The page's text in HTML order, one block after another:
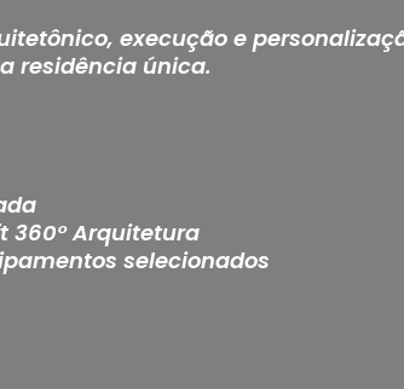
execução e
residência única.
360° Arquitetura
selecionados